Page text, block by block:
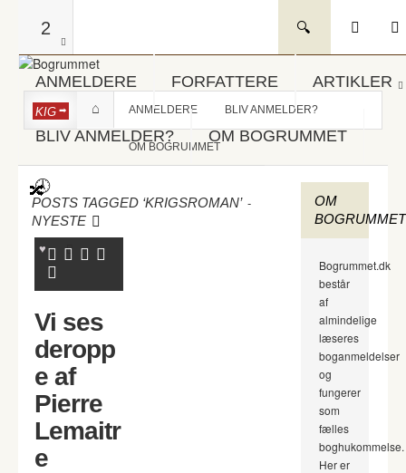
2
ANMELDERE FORFATTERE ARTIKLER
BLIV ANMELDER? OM BOGRUMMET
KIG ANMELDERE BLIV ANMELDER?
OM BOGRUMMET
POSTS TAGGED ‘KRIGSROMAN’ -
NYESTE
Vi ses
deropp
e af
Pierre
Lemaitr
e
OM
BOGRUMMET
Bogrummet.dk
består
af
almindelige
læseres
boganmeldelser
og
fungerer
som
fælles
boghukommelse.
Her er